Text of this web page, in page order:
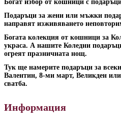
Богат избор от кошници с
Подаръци за жени или мъжки
направят изживяването
Богата колекция от кошници за
украса. А нашите Коледни
огреят празничната нощ.
Тук ще намерите подаръци за
Валентин, 8-ми март, Великден
сватба.
Информация